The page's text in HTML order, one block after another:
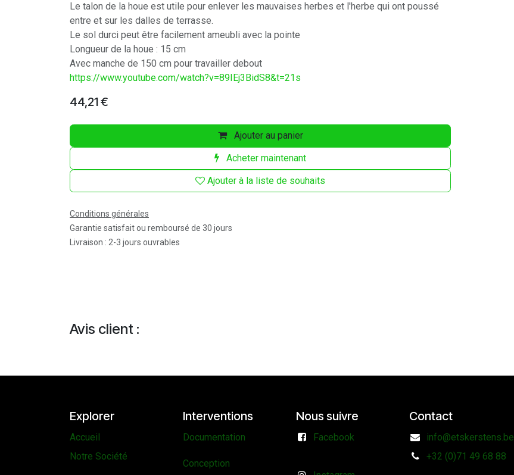
Le talon de la houe est utile pour enlever les mauvaises herbes et l'herbe qui ont poussé
entre et sur les dalles de terrasse.
Le sol durci peut être facilement ameubli avec la pointe
Longueur de la houe : 15 cm
Avec manche de 150 cm pour travailler debout
https://www.youtube.com/watch?v=89IEj3BidS8&t=21s
44,21€
Ajouter au panier
Acheter maintenant
Ajouter à la liste de souhaits
Conditions générales
Garantie satisfait ou remboursé de 30 jours
Livraison : 2-3 jours ouvrables
Avis client :
Explorer
Accueil
Notre Société
Interventions
Documentation
Conception
Nous suivre
Facebook
Contact
info@etskerstens.be
+32 (0)71 49 68 88